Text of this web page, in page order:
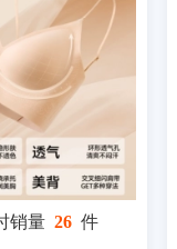
销量 26 件